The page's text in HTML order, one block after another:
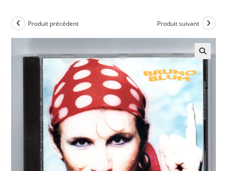
Produit précédent Produit suivant